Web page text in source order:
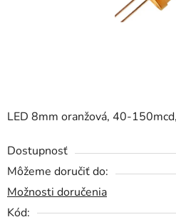
LED 8mm oranžová, 40-
Dostupnosť
Môžeme doručiť do:
Možnosti doručenia
Kód: